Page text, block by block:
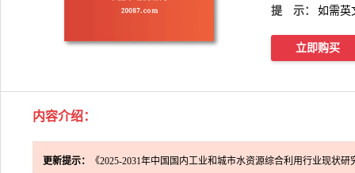
提 示： 如需英
立即购买
内容介绍：
更新提示：
《2025-2031年中国国内工业和城市水资源综合利用行业现状